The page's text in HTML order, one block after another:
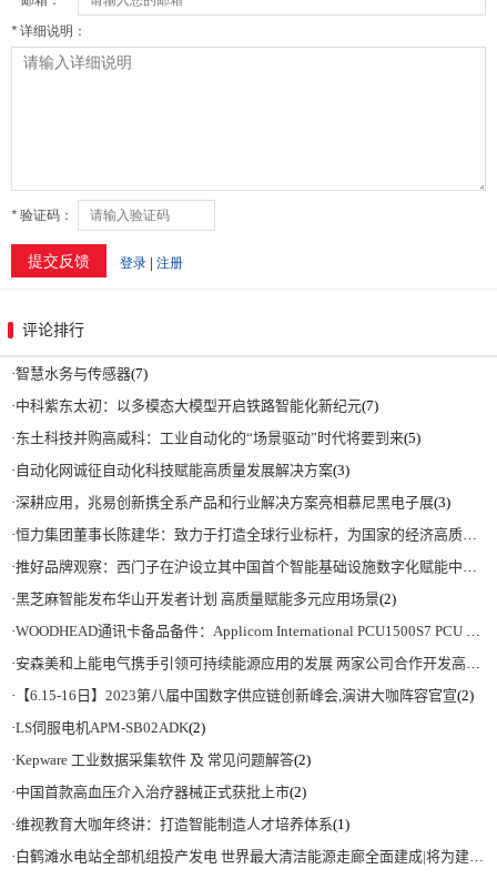
评论排行
·智慧水务与传感器(7)
·中科紫东太初：以多模态大模型开启铁路智能化新纪元(7)
·东土科技并购高威科：工业自动化的“场景驱动”时代将要到来(5)
· 自动化网诚征自动化科技赋能高质量发展解决方案(3)
·深耕应用，兆易创新携全系产品和行业解决方案亮相慕尼黑电子展(3)
·恒力集团董事长陈建华：致力于打造全球行业标杆，为国家的经济高质量发展贡献更大力量|上海电气集团党委书记、董事长吴磊来访
·推好品牌观察：西门子在沪设立其中国首个智能基础设施数字化赋能中心
·黑芝麻智能发布华山开发者计划 高质量赋能多元应用场景(2)
·WOODHEAD通讯卡备品备件：Applicom International PCU1500S7 PCU 1500 S7 V4.5.0
·安森美和上能电气携手引领可持续能源应用的发展 两家公司合作开发高性能储能和太阳能组串式逆变器方案 以实现可持续的未来
· 【6.15-16日】2023第八届中国数字供应链创新峰会,演讲大咖阵容官宣(2)
·LS伺服电机APM-SB02ADK(2)
·Kepware 工业数据采集软件 及 常见问题解答(2)
·中国首款高血压介入治疗器械正式获批上市(2)
·维视教育大咖年终讲：打造智能制造人才培养体系(1)
·白鹤滩水电站全部机组投产发电 世界最大清洁能源走廊全面建成|将为建设新型能源体系、保障国家能源安全、实现“双碳”目标提供有力支撑